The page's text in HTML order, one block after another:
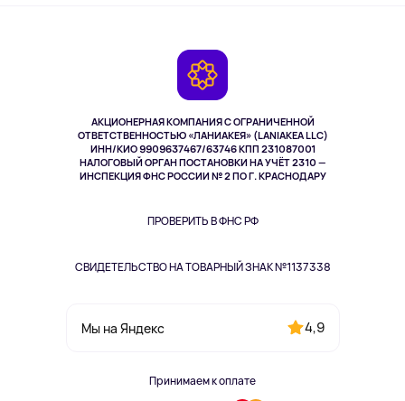
АКЦИОНЕРНАЯ КОМПАНИЯ С ОГРАНИЧЕННОЙ
ОТВЕТСТВЕННОСТЬЮ «ЛАНИАКЕЯ» (LANIAKEA LLC)
ИНН/КИО 9909637467/63746 КПП 231087001
НАЛОГОВЫЙ ОРГАН ПОСТАНОВКИ НА УЧЁТ 2310 —
ИНСПЕКЦИЯ ФНС РОССИИ № 2 ПО Г. КРАСНОДАРУ
ПРОВЕРИТЬ В ФНС РФ
СВИДЕТЕЛЬСТВО НА ТОВАРНЫЙ ЗНАК №1137338
Мы на Яндекс 4,9
Принимаем к оплате
Здоровье питомцев
Одежда и аксессуары